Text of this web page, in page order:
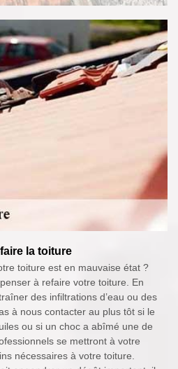
la toiture
toiture est en mauvaise état ?
à refaire votre toiture. En
des infiltrations d’eau ou des
à nous contacter au plus tôt si le
ou si un choc a abîmé une de
se mettront à votre
nécessaires à votre toiture.